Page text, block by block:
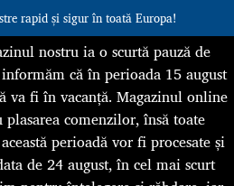
rapid și sigur în toată Europa!
nostru ia o scurtă pauză de
că în perioada 15 august
va fi în vacanță. Magazinul online
plasarea comenzilor, însă toate
perioadă vor fi procesate și
de 24 august, în cel mai scurt